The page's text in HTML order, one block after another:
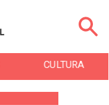
CULTURA